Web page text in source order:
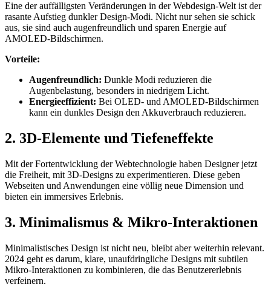
Eine der auffälligsten Veränderungen in der Webdesign-Welt ist der
rasante Aufstieg dunkler Design-Modi. Nicht nur sehen sie schick
aus, sie sind auch augenfreundlich und sparen Energie auf
AMOLED-Bildschirmen.
Vorteile:
Augenfreundlich: Dunkle Modi reduzieren die
Augenbelastung, besonders in niedrigem Licht.
Energieeffizient: Bei OLED- und AMOLED-Bildschirmen
kann ein dunkles Design den Akkuverbrauch reduzieren.
2. 3D-Elemente und Tiefeneffekte
Mit der Fortentwicklung der Webtechnologie haben Designer jetzt
die Freiheit, mit 3D-Designs zu experimentieren. Diese geben
Webseiten und Anwendungen eine völlig neue Dimension und
bieten ein immersives Erlebnis.
3. Minimalismus & Mikro-Interaktionen
Minimalistisches Design ist nicht neu, bleibt aber weiterhin relevant.
2024 geht es darum, klare, unaufdringliche Designs mit subtilen
Mikro-Interaktionen zu kombinieren, die das Benutzererlebnis
verfeinern.